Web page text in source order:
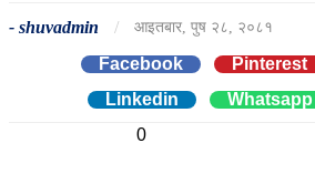
- shuvadmin / आइतबार, पुष २८, २०८१
Facebook
0
Pinterest
0
Linkedin
0
Whatsapp